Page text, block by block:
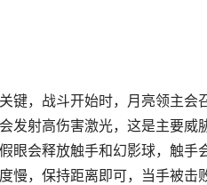
键，战斗开始时，月亮领主会
射高伤害激光，这是主要威
会释放触手和幻影球，触手
慢，保持距离即可，当手被击